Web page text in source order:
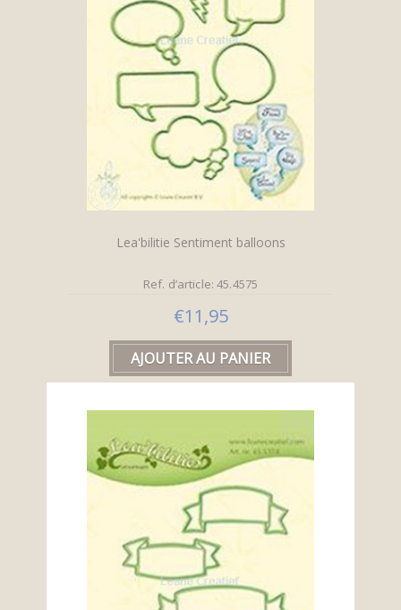
Lea'bilitie Sentiment balloons
Ref. d’article: 45.4575
€11,95